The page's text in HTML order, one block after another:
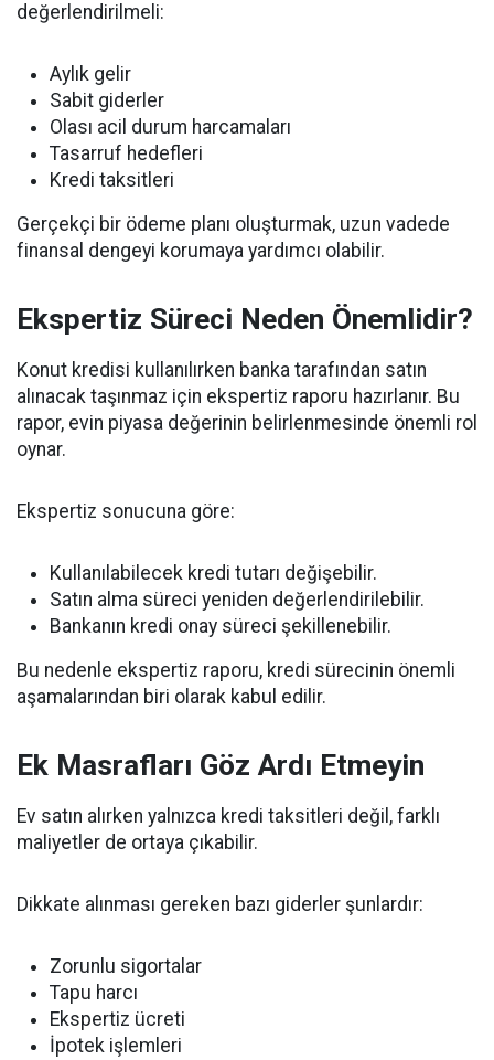
değerlendirilmeli:
Aylık gelir
Sabit giderler
Olası acil durum harcamaları
Tasarruf hedefleri
Kredi taksitleri
Gerçekçi bir ödeme planı oluşturmak, uzun vadede
finansal dengeyi korumaya yardımcı olabilir.
Ekspertiz Süreci Neden Önemlidir?
Konut kredisi kullanılırken banka tarafından satın
alınacak taşınmaz için ekspertiz raporu hazırlanır. Bu
rapor, evin piyasa değerinin belirlenmesinde önemli rol
oynar.
Ekspertiz sonucuna göre:
Kullanılabilecek kredi tutarı değişebilir.
Satın alma süreci yeniden değerlendirilebilir.
Bankanın kredi onay süreci şekillenebilir.
Bu nedenle ekspertiz raporu, kredi sürecinin önemli
aşamalarından biri olarak kabul edilir.
Ek Masrafları Göz Ardı Etmeyin
Ev satın alırken yalnızca kredi taksitleri değil, farklı
maliyetler de ortaya çıkabilir.
Dikkate alınması gereken bazı giderler şunlardır:
Zorunlu sigortalar
Tapu harcı
Ekspertiz ücreti
İpotek işlemleri